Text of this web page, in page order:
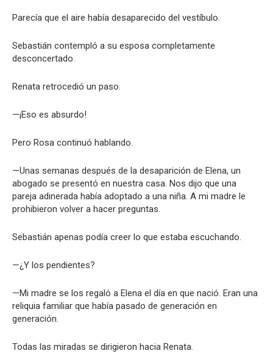
Parecía que el aire había desaparecido del vestíbulo.
Sebastián contempló a su esposa completamente
desconcertado.
Renata retrocedió un paso.
—¡Eso es absurdo!
Pero Rosa continuó hablando.
—Unas semanas después de la desaparición de Elena, un
abogado se presentó en nuestra casa. Nos dijo que una
pareja adinerada había adoptado a una niña. A mi madre le
prohibieron volver a hacer preguntas.
Sebastián apenas podía creer lo que estaba escuchando.
—¿Y los pendientes?
—Mi madre se los regaló a Elena el día en que nació. Eran una
reliquia familiar que había pasado de generación en
generación.
Todas las miradas se dirigieron hacia Renata.